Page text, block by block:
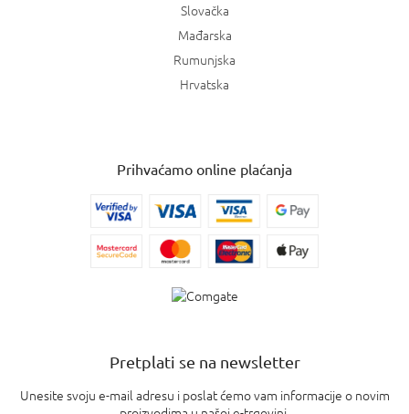
Slovačka
Mađarska
Rumunjska
Hrvatska
Prihvaćamo online plaćanja
Pretplati se na newsletter
Unesite svoju e-mail adresu i poslat ćemo vam informacije o novim